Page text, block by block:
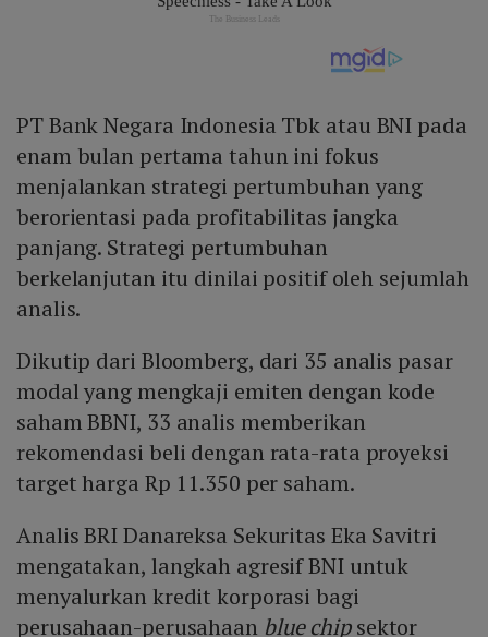
PT Bank Negara Indonesia Tbk atau BNI pada
enam bulan pertama tahun ini fokus
menjalankan strategi pertumbuhan yang
berorientasi pada profitabilitas jangka
panjang. Strategi pertumbuhan
berkelanjutan itu dinilai positif oleh sejumlah
analis.
Dikutip dari Bloomberg, dari 35 analis pasar
modal yang mengkaji emiten dengan kode
saham BBNI, 33 analis memberikan
rekomendasi beli dengan rata-rata proyeksi
target harga Rp 11.350 per saham.
Analis BRI Danareksa Sekuritas Eka Savitri
mengatakan, langkah agresif BNI untuk
menyalurkan kredit korporasi bagi
perusahaan-perusahaan blue chipsektor